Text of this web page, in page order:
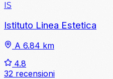
IS
Istituto Linea Estetica
A 6.84 km
4.8
32 recensioni